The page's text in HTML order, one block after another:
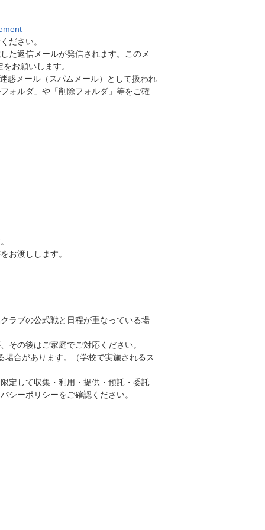
ださい。
た返信メールが発信されます。このメ
お願いします。
惑メール（スパムメール）として扱われ
ォルダ」や「削除フォルダ」等をご確
お渡しします。
ラブの公式戦と日程が重なっている場
その後はご家庭でご対応ください。
合があります。（学校で実施されるス
定して収集・利用・提供・預託・委託
シーポリシーをご確認ください。